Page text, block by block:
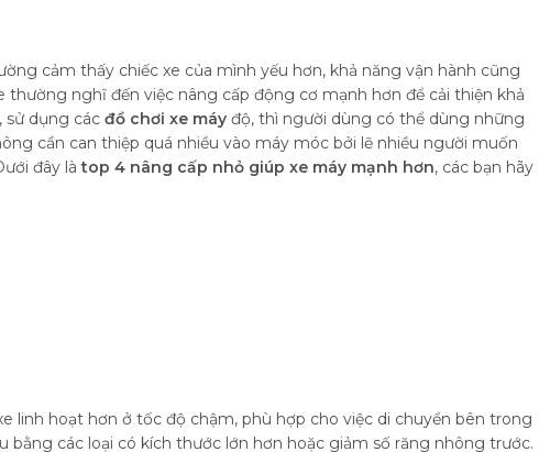
cảm thấy chiếc xe của mình yếu hơn, khả năng vận hành cũng
nghĩ đến việc nâng cấp động cơ mạnh hơn để cải thiện khả
sử dụng các đồ chơi xe máy độ, thì người dùng có thể dùng những
cần can thiệp quá nhiều vào máy móc bởi lẽ nhiều người muốn
đây làtop 4 nâng cấp nhỏ giúp xe máy mạnh hơn, các bạn hãy
linh hoạt hơn ở tốc độ chậm, phù hợp cho việc di chuyển bên trong
các loại có kích thước lớn hơn hoặc giảm số răng nhông trước.